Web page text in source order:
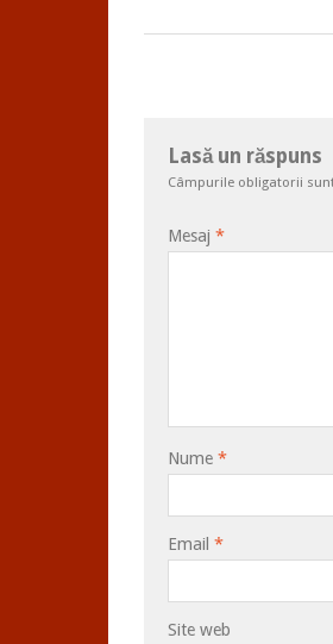
Lasă un răspuns
Câmpurile obligatorii
Mesaj *
Nume *
Email *
Site web